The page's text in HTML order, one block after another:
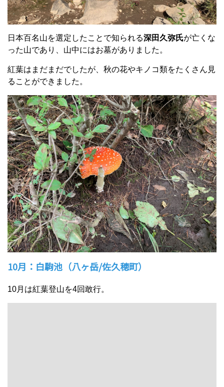
日本百名山を選定したことで知られる深田久弥氏が亡くな
った山であり、山中にはお墓がありました。
紅葉はまだまだでしたが、秋の花やキノコ類をたくさん見
ることができました。
10月：白駒池（八ヶ岳/佐久穂町）
10月は紅葉登山を4回敢行。